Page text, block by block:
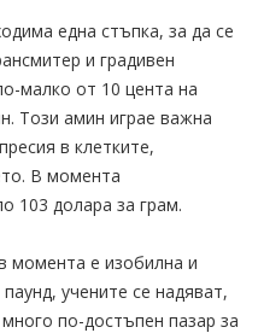
една стъпка, за да се
и градивен
малко от 10 цента на
Този амин играе важна
в клетките,
В момента
103 долара за грам.
момента е изобилна и
учените се надяват,
по-достъпен пазар за